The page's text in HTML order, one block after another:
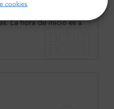
cookies
La hora de inicio es a